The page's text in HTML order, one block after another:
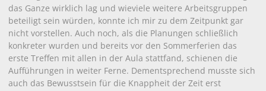
das Ganze wirklich lag und wieviele weitere Arbeitsgruppen
beteiligt sein würden, konnte ich mir zu dem Zeitpunkt gar
nicht vorstellen. Auch noch, als die Planungen schließlich
konkreter wurden und bereits vor den Sommerferien das
erste Treffen mit allen in der Aula stattfand, schienen die
Aufführungen in weiter Ferne. Dementsprechend musste sich
auch das Bewusstsein für die Knappheit der Zeit erst